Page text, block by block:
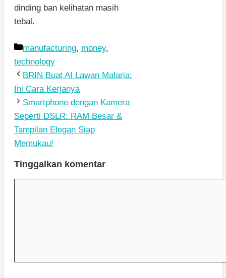
dinding ban kelihatan masih
tebal.
Kategori
manufacturing, money,
technology
BRIN Buat AI Lawan Malaria:
Ini Cara Kerjanya
Smartphone dengan Kamera
Seperti DSLR: RAM Besar &
Tampilan Elegan Siap
Memukau!
Tinggalkan komentar